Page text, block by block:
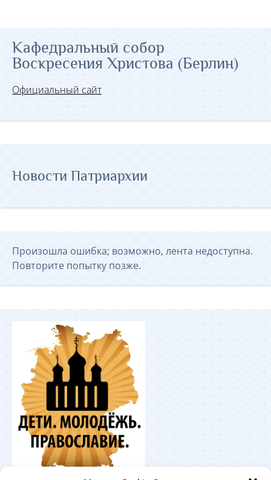
Кафедральный собор
Воскресения Христова (Берлин)
Официальный сайт
Новости Патриархии
Произошла ошибка; возможно, лента недоступна.
Повторите попытку позже.